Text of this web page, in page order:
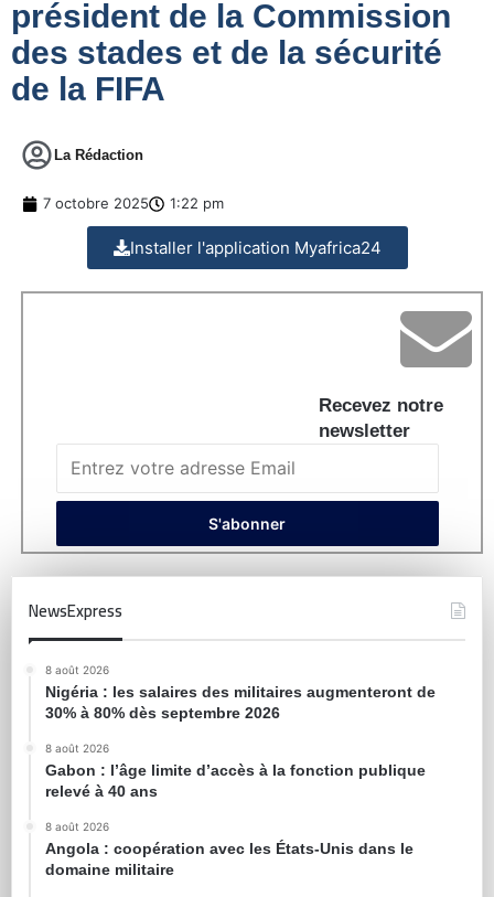
président de la Commission
des stades et de la sécurité
de la FIFA
La Rédaction
7 octobre 2025 1:22 pm
Installer l'application Myafrica24
Recevez notre
newsletter
NewsExpress
8 août 2026
Nigéria : les salaires des militaires augmenteront de
30% à 80% dès septembre 2026
8 août 2026
Gabon : l’âge limite d’accès à la fonction publique
relevé à 40 ans
8 août 2026
Angola : coopération avec les États-Unis dans le
domaine militaire